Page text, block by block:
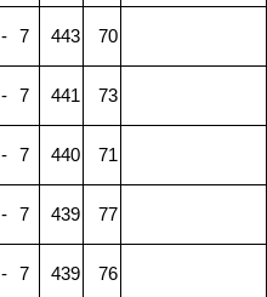
- 7 443 70
- 7 441 73
- 7 440 71
- 7 439 77
- 7 439 76